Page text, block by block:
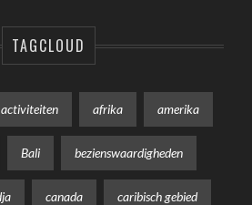
TAGCLOUD
activiteiten afrika amerika
Bali bezienswaardigheden
canada caribisch gebied